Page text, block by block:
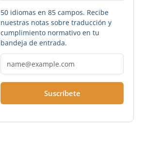
50 idiomas en 85 campos. Recibe
nuestras notas sobre traducción y
cumplimiento normativo en tu
bandeja de entrada.
Suscríbete